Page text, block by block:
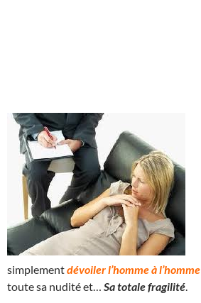
simplementdévoiler l’homme à l’homme
toute sa nudité et… Sa totale fragilité